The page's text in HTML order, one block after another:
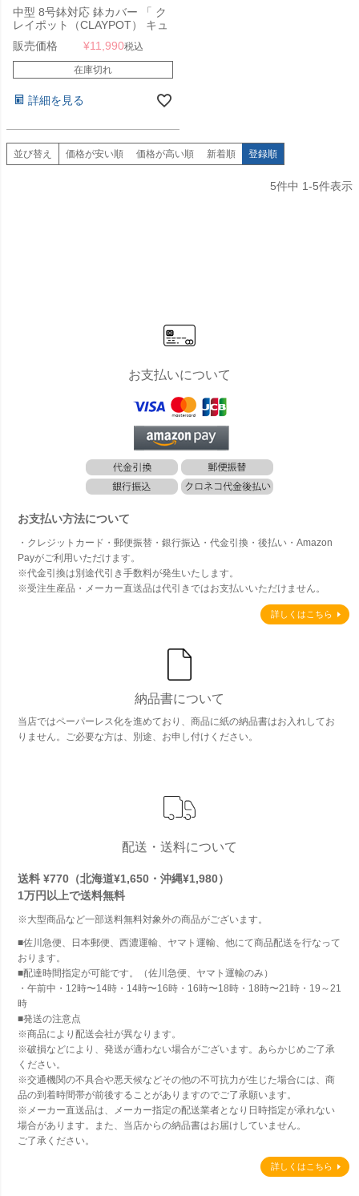
中型 8号鉢対応 鉢カバー 「 ク
レイポット（CLAYPOT） キュ
ーブ29（Cube 29） 」 23L 高
さ22cm 底穴あり
販売価格 ¥11,990税込
在庫切れ
詳細を見る
並び替え 価格が安い順 価格が高い順 新着順 登録順
5件中 1-5件表示
お支払いについて
お支払い方法について
・クレジットカード・郵便振替・銀行振込・代金引換・後払い・Amazon
Payがご利用いただけます。
※代金引換は別途代引き手数料が発生いたします。
※受注生産品・メーカー直送品は代引きではお支払いいただけません。
詳しくはこちら
納品書について
当店ではペーパーレス化を進めており、商品に紙の納品書はお入れしてお
りません。ご必要な方は、別途、お申し付けください。
配送・送料について
送料 ¥770（北海道¥1,650・沖縄¥1,980）
1万円以上で送料無料
※大型商品など一部送料無料対象外の商品がございます。
■佐川急便、日本郵便、西濃運輸、ヤマト運輸、他にて商品配送を行なって
おります。
■配達時間指定が可能です。（佐川急便、ヤマト運輸のみ）
・午前中・12時〜14時・14時〜16時・16時〜18時・18時〜21時・19～21
時
■発送の注意点
※商品により配送会社が異なります。
※破損などにより、発送が適わない場合がございます。あらかじめご了承
ください。
※交通機関の不具合や悪天候などその他の不可抗力が生じた場合には、商
品の到着時間帯が前後することがありますのでご了承願います。
※メーカー直送品は、メーカー指定の配送業者となり日時指定が承れない
場合があります。また、当店からの納品書はお届けしていません。
ご了承ください。
詳しくはこちら